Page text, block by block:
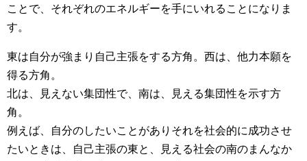
ことで、それぞれのエネルギーを手にいれることになりま
す。
東は自分が強まり自己主張をする方角。西は、他力本願を
得る方角。
北は、見えない集団性で、南は、見える集団性を示す方
角。
例えば、自分のしたいことがありそれを社会的に成功させ
たいときは、自己主張の東と、見える社会の南のまんなか